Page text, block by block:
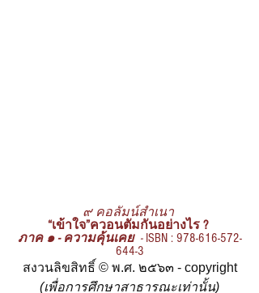
๙ คอลัมน์สำเนา
“เข้าใจ”ควอนตัมกันอย่างไร ?
ภาค ๑ - ความคุ้นเคย
  -
ISBN : 978-616-572-
644-3
สงวนลิขสิทธิ์ © พ.ศ. ๒๕๖๓ - copyright
(เพื่อการศึกษาสาธารณะเท่านั้น)